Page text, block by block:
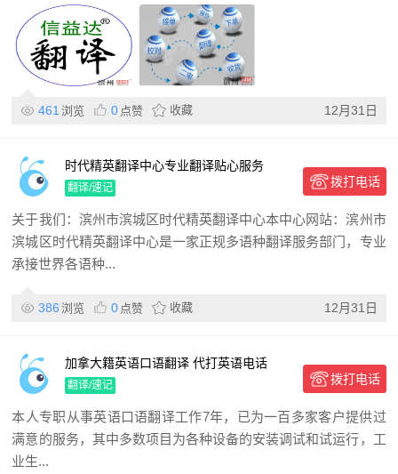
461 浏览 0 点赞 收藏 12月31日
时代精英翻译中心专业翻译贴心服务
翻译/速记 拨打电话
关于我们：滨州市滨城区时代精英翻译中心本中心网站：滨州市
滨城区时代精英翻译中心是一家正规多语种翻译服务部门，专业
承接世界各语种...
386 浏览 0 点赞 收藏 12月31日
加拿大籍英语口语翻译 代打英语电话
翻译/速记 拨打电话
本人专职从事英语口语翻译工作7年，已为一百多家客户提供过
满意的服务，其中多数项目为各种设备的安装调试和试运行，工
业生...